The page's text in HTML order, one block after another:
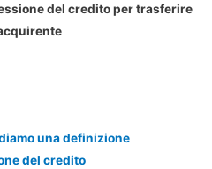
del credito per trasferire
una definizione
del credito